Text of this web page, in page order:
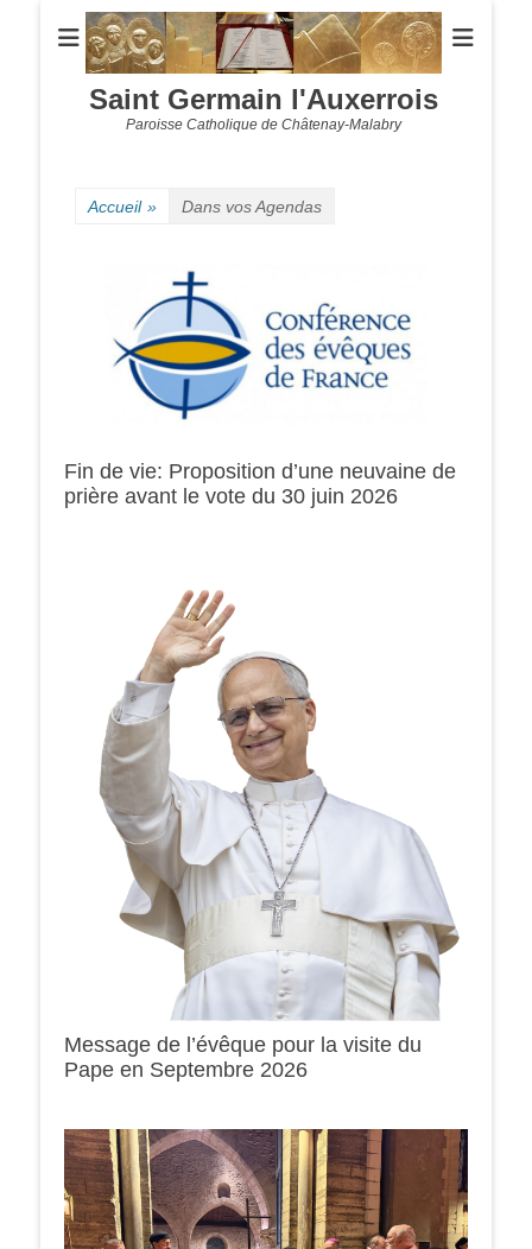
Saint Germain l'Auxerrois
Paroisse Catholique de Châtenay-Malabry
Accueil » Dans vos Agendas
Fin de vie: Proposition d’une neuvaine de
prière avant le vote du 30 juin 2026
Message de l’évêque pour la visite du
Pape en Septembre 2026